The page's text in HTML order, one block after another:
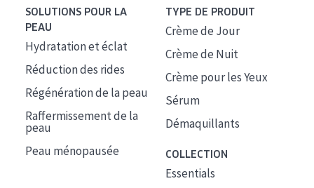
SOLUTIONS POUR LA
PEAU
Hydratation et éclat
Réduction des rides
Régénération de la peau
Raffermissement de la
peau
Peau ménopausée
TYPE DE PRODUIT
Crème de Jour
Crème de Nuit
Crème pour les Yeux
Sérum
Démaquillants
COLLECTION
Essentials